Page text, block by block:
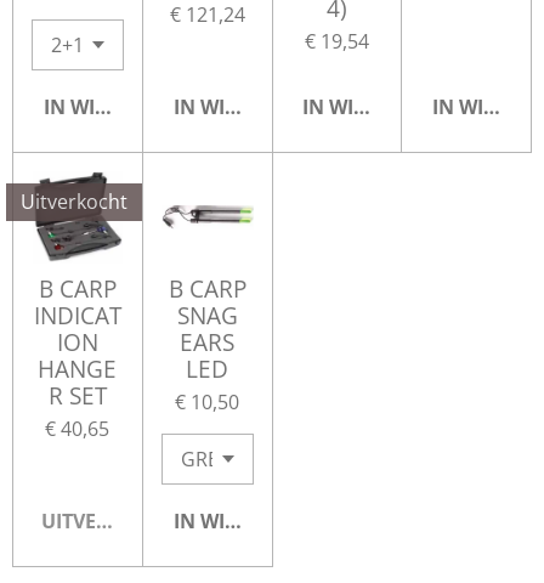
IN WINKELWAGEN
€ 121,24
IN WINKELWAGEN
4)
€ 19,54
IN WINKELWAGEN
IN
Uitverkocht
B CARP
INDICAT
ION
HANGE
R SET
€ 40,65
UITVERKOCHT
B CARP
SNAG
EARS
LED
€ 10,50
IN WINKELWAGEN